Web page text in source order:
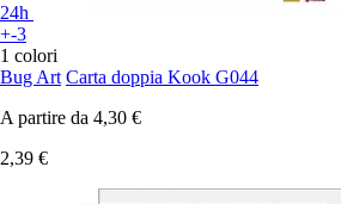
24h
+-3
1 colori
Bug Art Carta doppia Kook G044
A partire da 4,30 €
2,39 €